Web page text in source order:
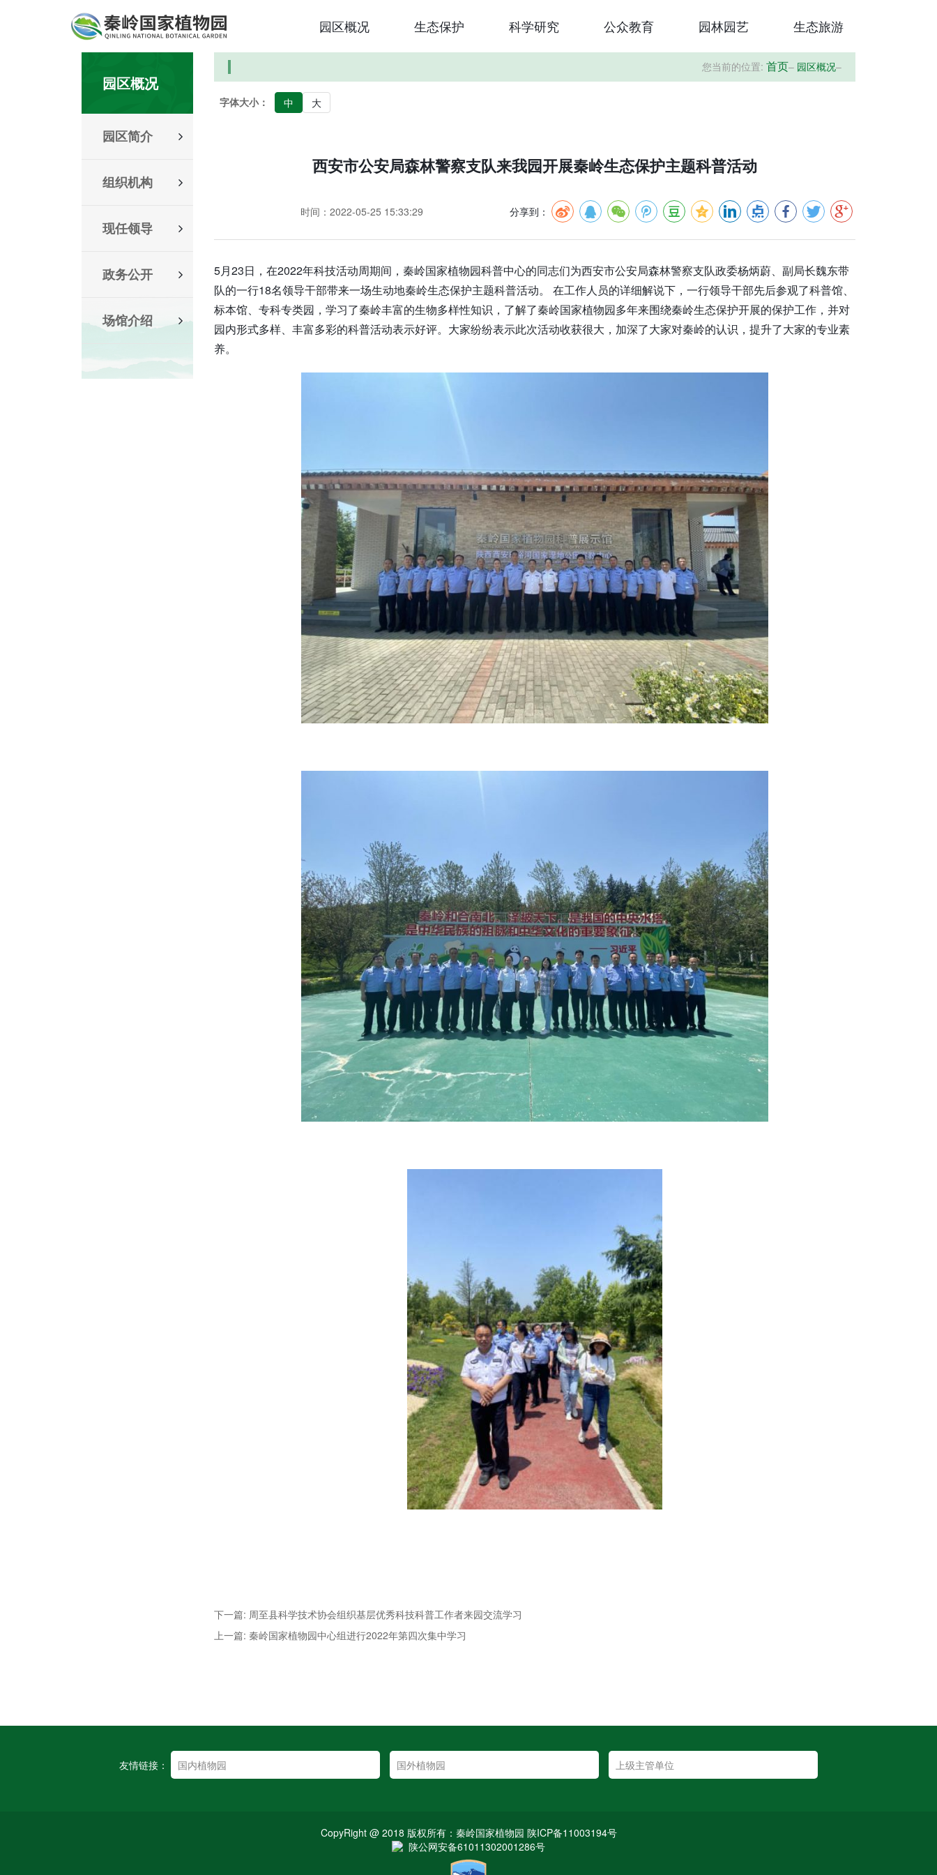
园区概况 生态保护 科学研究 公众教育 园林园艺 生态旅游
园区概况
园区简介
组织机构
现任领导
政务公开
场馆介绍
您当前的位置: 首页– 园区概况–
字体大小： 中 大
西安市公安局森林警察支队来我园开展秦岭生态保护主题科普活动
时间：2022-05-25 15:33:29 分享到：
5月23日，在2022年科技活动周期间，秦岭国家植物园科普中心的同志们为西安市公安局森林警察支队政委杨炳蔚、副局长魏东带
队的一行18名领导干部带来一场生动地秦岭生态保护主题科普活动。 在工作人员的详细解说下，一行领导干部先后参观了科普馆、
标本馆、专科专类园，学习了秦岭丰富的生物多样性知识，了解了秦岭国家植物园多年来围绕秦岭生态保护开展的保护工作，并对
园内形式多样、丰富多彩的科普活动表示好评。大家纷纷表示此次活动收获很大，加深了大家对秦岭的认识，提升了大家的专业素
养。
下一篇: 周至县科学技术协会组织基层优秀科技科普工作者来园交流学习
上一篇: 秦岭国家植物园中心组进行2022年第四次集中学习
友情链接：
CopyRight @ 2018 版权所有：秦岭国家植物园 陕ICP备11003194号
陕公网安备61011302001286号